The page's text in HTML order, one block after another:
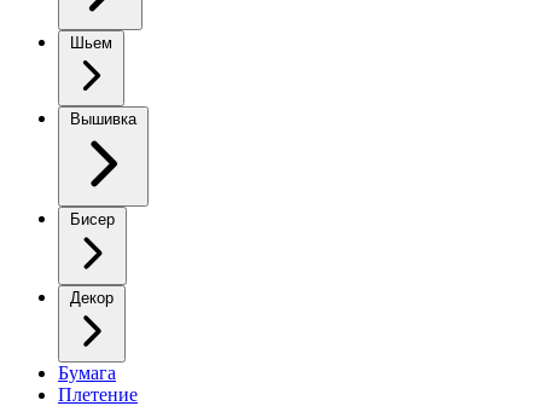
Шьем
Вышивка
Бисер
Декор
Бумага
Плетение